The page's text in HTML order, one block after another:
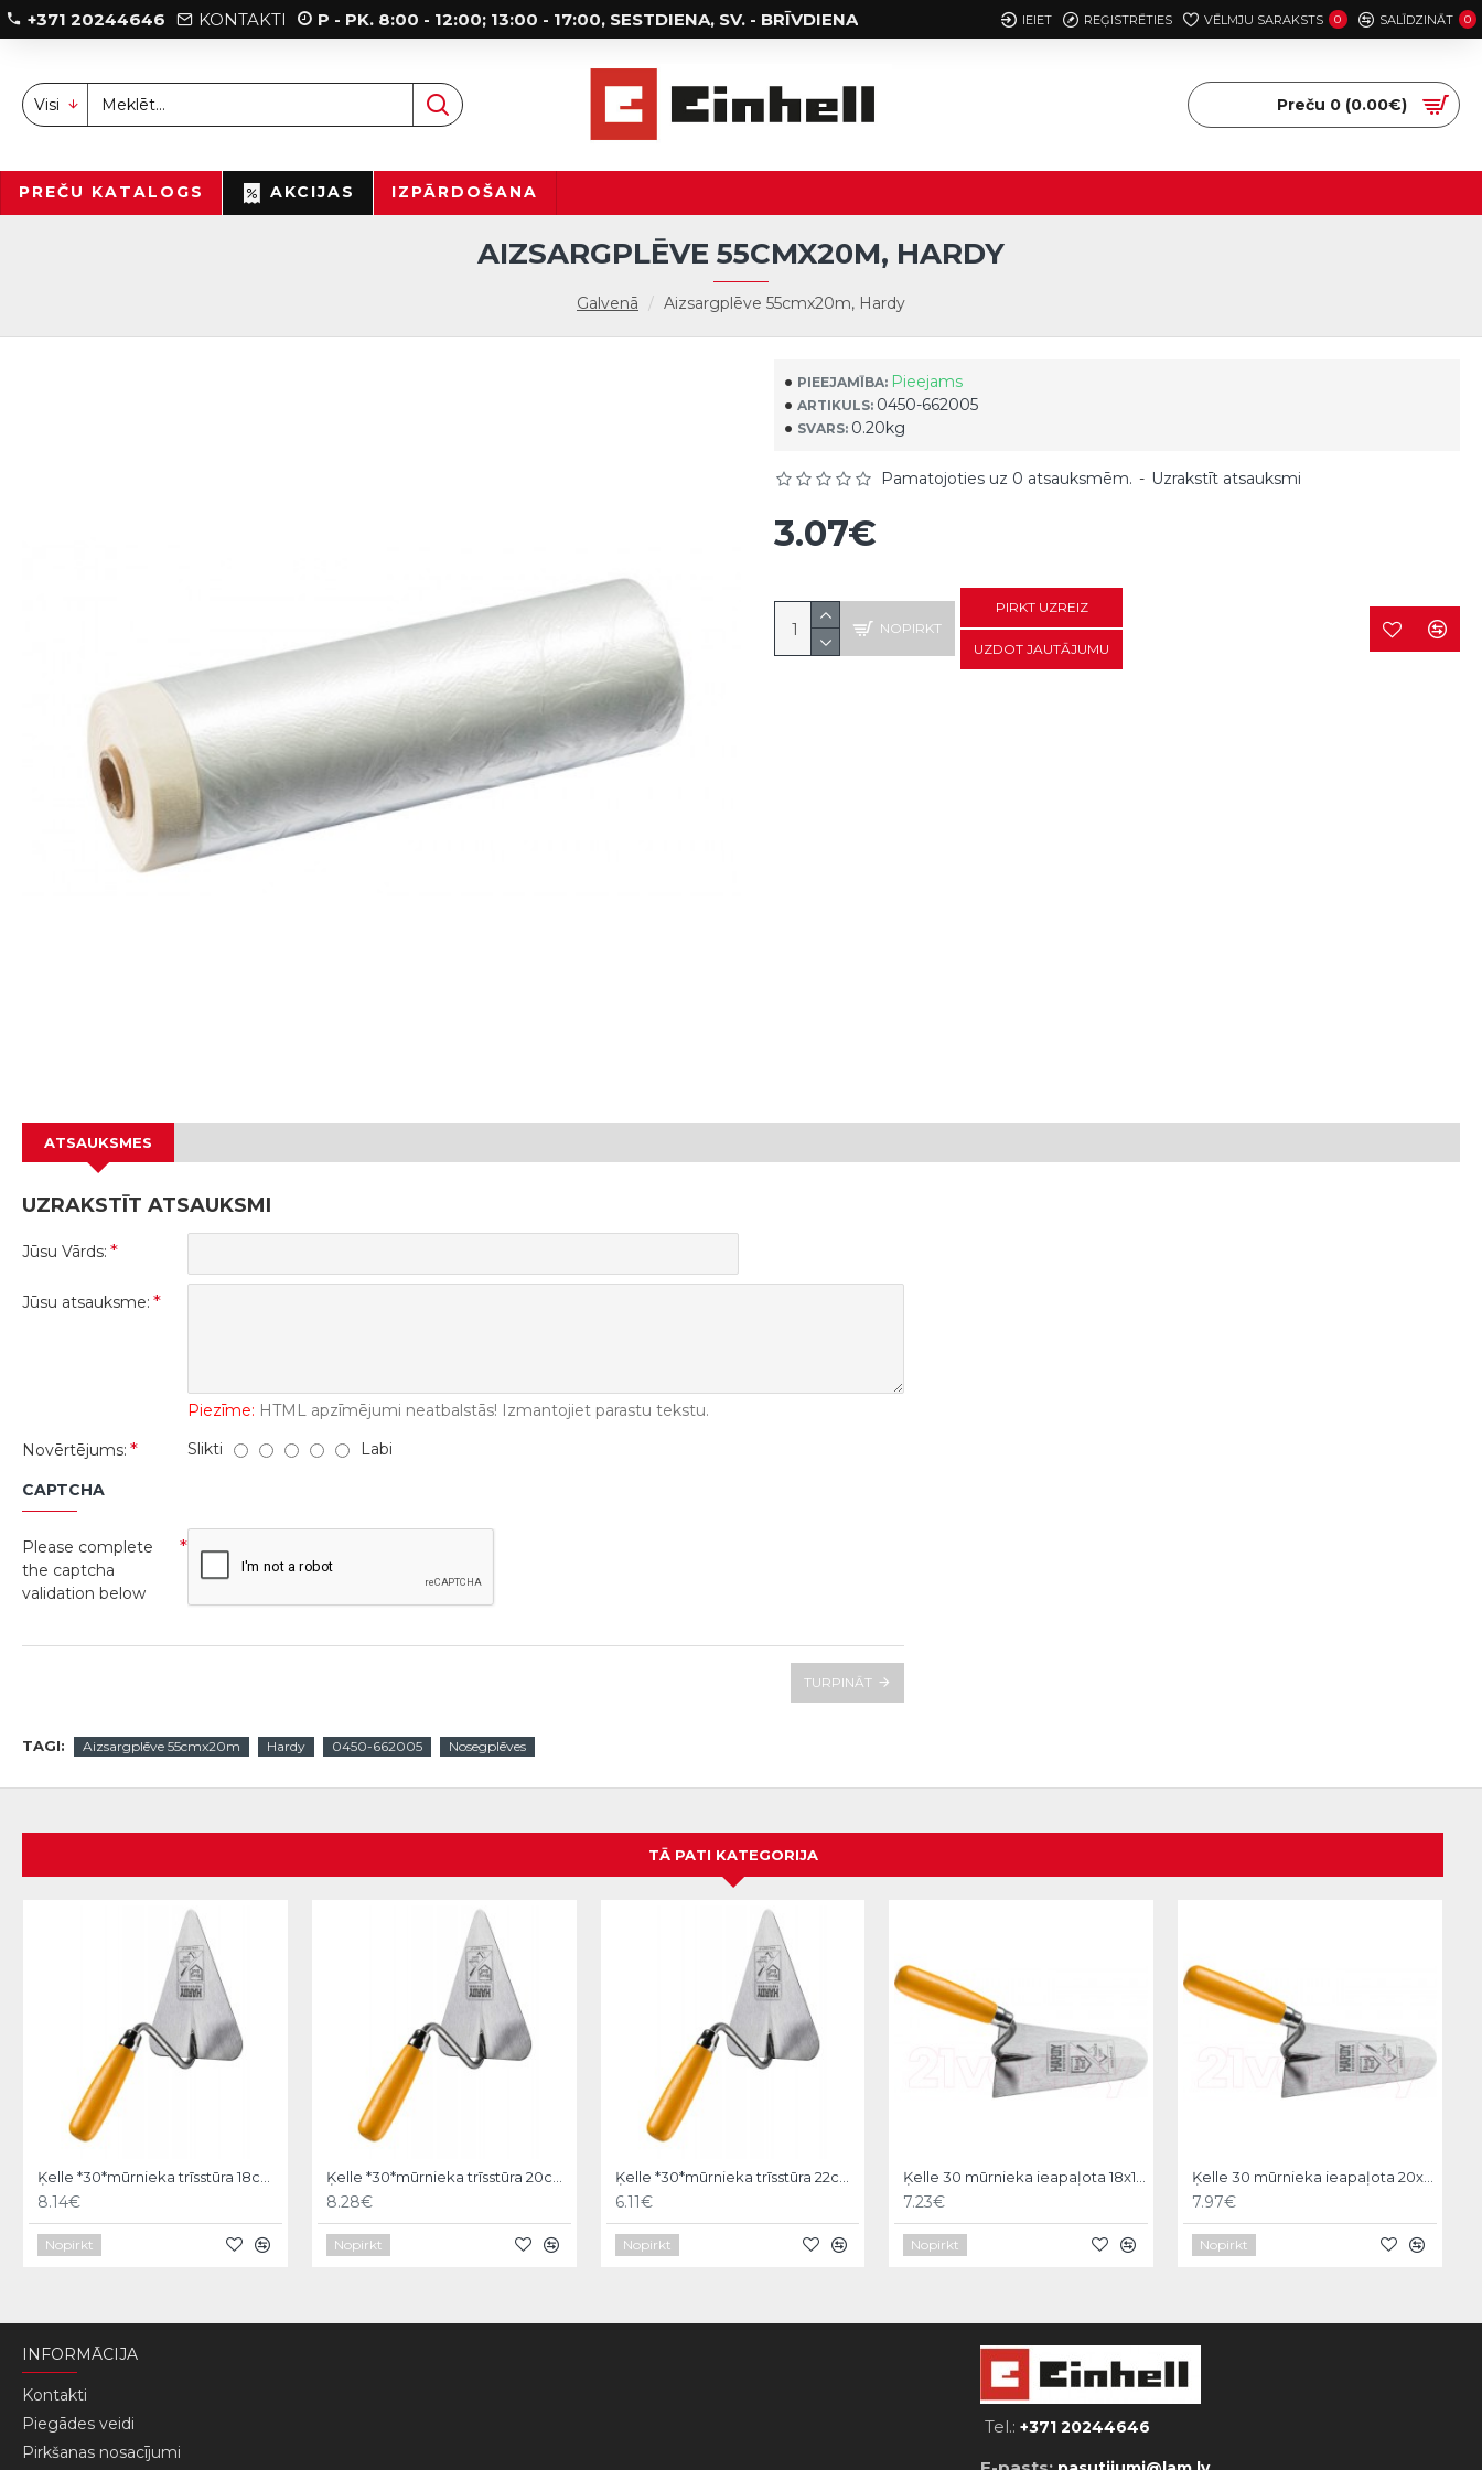
+371 20244646 KONTAKTI P - PK. 8:00 - 12:00; 13:00 - 17:00, SESTDIENA, SV. - BRĪVDIENA IEIET REĢISTRĒTIES VĒLMJU SARAKSTS 0 SALĪDZINĀT 0
Visi Preču 0 (0.00€)
PREČU KATALOGS AKCIJAS IZPĀRDOŠANA
Galvenā Aizsargplēve 55cmx20m, Hardy
AIZSARGPLĒVE 55CMX20M, HARDY
PIEEJAMĪBA: Pieejams
ARTIKULS: 0450-662005
SVARS: 0.20kg
Pamatojoties uz 0 atsauksmēm. - Uzrakstīt atsauksmi
3.07€
NOPIRKT
PIRKT UZREIZ
UZDOT JAUTĀJUMU
ATSAUKSMES
UZRAKSTĪT ATSAUKSMI
Jūsu Vārds:
Jūsu atsauksme:
Piezīme: HTML apzīmējumi neatbalstās! Izmantojiet parastu tekstu.
Novērtējums:
Slikti Labi
CAPTCHA
Please complete
the captcha
validation below
TURPINĀT
TAGI: Aizsargplēve 55cmx20m Hardy 0450-662005 Nosegplēves
TĀ PATI KATEGORIJA
8.14€
Nopirkt
8.28€
Nopirkt
6.11€
Nopirkt
7.23€
Nopirkt
7.97€
Nopirkt
INFORMĀCIJA
Kontakti
Piegādes veidi
Pirkšanas nosacījumi
Tel.:+371 20244646